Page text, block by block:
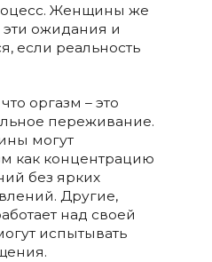
Женщины же
ожидания и
если реальность
оргазм – это
переживание.
могут
как концентрацию
без ярких
Другие,
над своей
испытывать